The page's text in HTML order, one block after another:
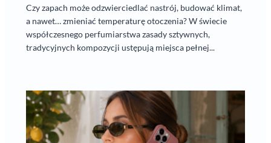
Czy zapach może odzwierciedlać nastrój, budować klimat,
a nawet… zmieniać temperaturę otoczenia? W świecie
współczesnego perfumiarstwa zasady sztywnych,
tradycyjnych kompozycji ustępują miejsca pełnej...